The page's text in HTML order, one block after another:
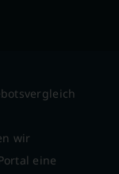
wir
eine